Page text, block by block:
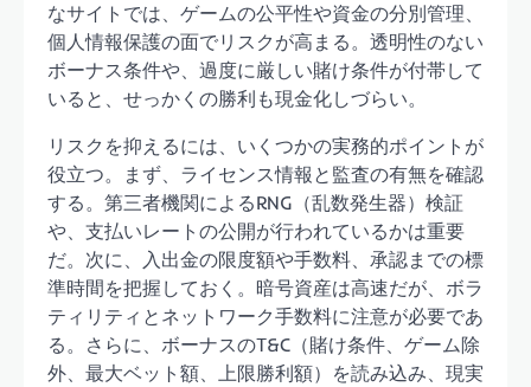
なサイトでは、ゲームの公平性や資金の分別管理、
個人情報保護の面でリスクが高まる。透明性のない
ボーナス条件や、過度に厳しい賭け条件が付帯して
いると、せっかくの勝利も現金化しづらい。
リスクを抑えるには、いくつかの実務的ポイントが
役立つ。まず、ライセンス情報と監査の有無を確認
する。第三者機関によるRNG（乱数発生器）検証
や、支払いレートの公開が行われているかは重要
だ。次に、入出金の限度額や手数料、承認までの標
準時間を把握しておく。暗号資産は高速だが、ボラ
ティリティとネットワーク手数料に注意が必要であ
る。さらに、ボーナスのT&C（賭け条件、ゲーム除
外、最大ベット額、上限勝利額）を読み込み、現実